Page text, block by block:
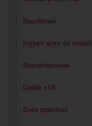
Szexfilmek
Ingyen szex és csajok
Szextörténetek
Celeb +18
Szex sztorinet